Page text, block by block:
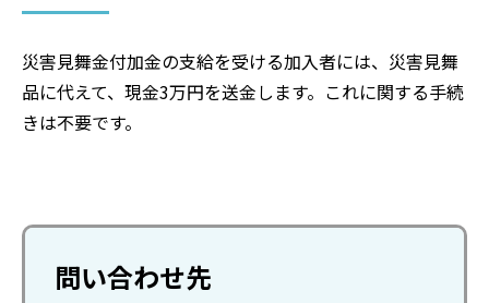
災害見舞金付加金の支給を受ける加入者には、災害見舞
品に代えて、現金3万円を送金します。これに関する手続
きは不要です。
問い合わせ先